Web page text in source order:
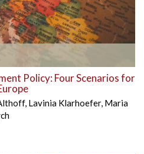
Policy: Four Scenarios for
, Lavinia Klarhoefer, Maria